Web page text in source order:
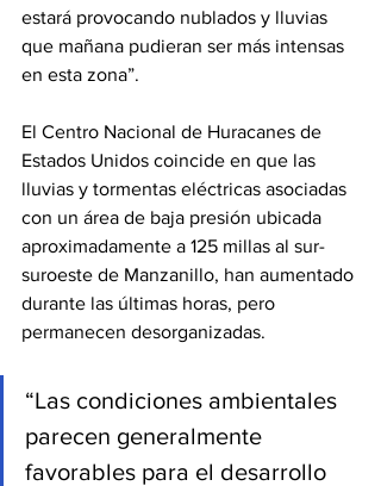
estará provocando nublados y lluvias
que mañana pudieran ser más intensas
en esta zona”.
El Centro Nacional de Huracanes de
Estados Unidos coincide en que las
lluvias y tormentas eléctricas asociadas
con un área de baja presión ubicada
aproximadamente a 125 millas al sur-
suroeste de Manzanillo, han aumentado
durante las últimas horas, pero
permanecen desorganizadas.
“Las condiciones ambientales
parecen generalmente
favorables para el desarrollo